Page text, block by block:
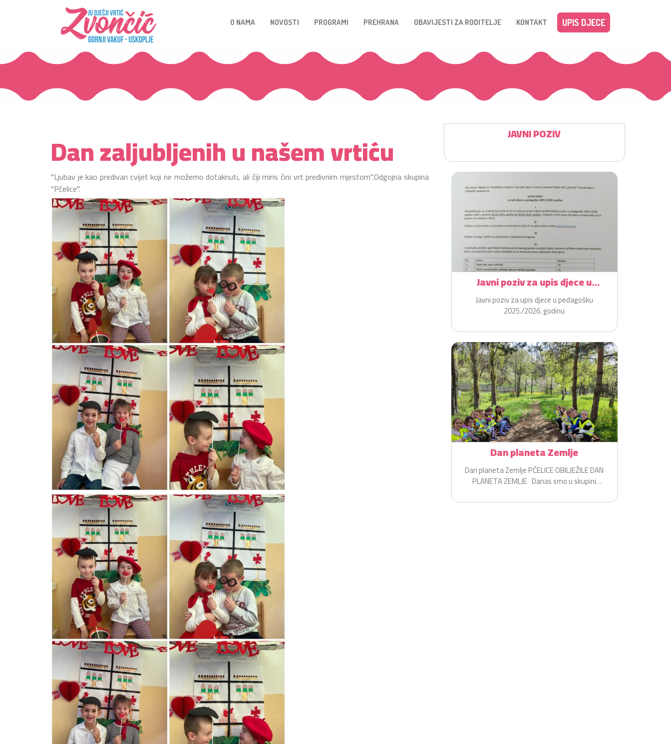
O NAMA NOVOSTI PROGRAMI PREHRANA OBAVIJESTI ZA RODITELJE KONTAKT UPIS DJECE
Dan zaljubljenih u našem vrtiću
"Ljubav je kao predivan cvijet koji ne možemo dotaknuti, ali čiji miris čini vrt predivnim mjestom".Odgojna skupina
"Pčelice".
JAVNI POZIV
Javni poziv za upis djece u
pedagošku 2025./2026. godinu
Javni poziv za upis djece u pedagošku
2025./2026. godinu
Dan planeta Zemlje
Dan planeta Zemlje PČELICE OBILJEŽILE DAN
PLANETA ZEMLJE Danas smo u skupini